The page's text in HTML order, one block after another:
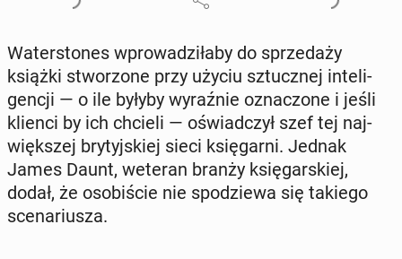
Wa­ter­sto­nes wpro­wa­dzi­ła­by do sprze­da­ży
książki stwo­rzo­ne przy użyciu sztucz­nej in­te­li­
gen­cji — o ile byłyby wy­raź­nie ozna­czo­ne i jeśli
klienci by ich chcieli — oświad­czył szef tej naj­
więk­szej bry­tyj­skiej sieci księ­gar­ni. Jednak
James Daunt, weteran branży księ­gar­skiej,
dodał, że oso­bi­ście nie spo­dzie­wa się takiego
sce­na­riu­sza.